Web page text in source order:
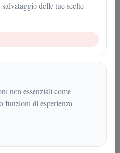
riflette spesso la
delle tue scelte
non essenziali come
funzioni di esperienza